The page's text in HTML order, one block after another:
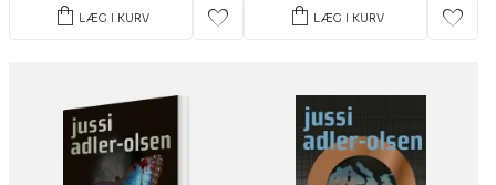
shopping_bag LÆG I KURV favorite shopping_bag LÆG I KURV favorite